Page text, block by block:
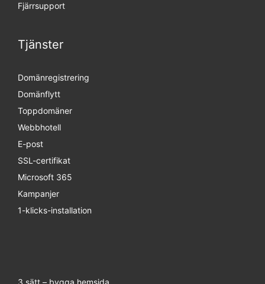
Fjärrsupport
Tjänster
Domänregistrering
Domänflytt
Toppdomäner
Webbhotell
E-post
SSL-certifikat
Microsoft 365
Kampanjer
1-klicks-installation
3 sätt – bygga hemsida